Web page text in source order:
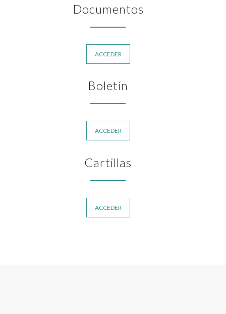
Documentos
ACCEDER
Boletín
ACCEDER
Cartillas
ACCEDER